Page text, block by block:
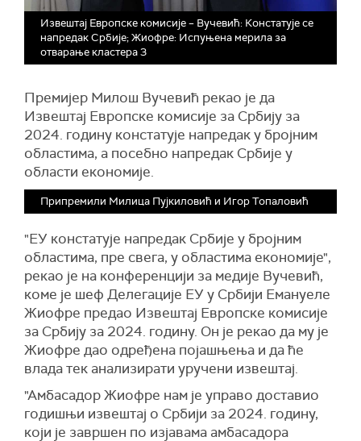
Извештај Европске комисије – Вучевић: Констатује се
напредак Србије; Жиофре: Испуњена мерила за
отварање кластера 3
Премијер Милош Вучевић рекао је да
Извештај Европске комисије за Србију за
2024. годину констатује напредак у бројним
областима, а посебно напредак Србије у
области економије.
Припремили Милица Пујкиловић и Игор Топаловић
"ЕУ констатује напредак Србије у бројним
областима, пре свега, у областима економије",
рекао је на конференцији за медије Вучевић,
коме је шеф Делегације ЕУ у Србији Емануеле
Жиофре предао Извештај Европске комисије
за Србију за 2024. годину. Он је рекао да му је
Жиофре дао одређена појашњења и да ће
влада тек анализирати уручени извештај.
"Амбасадор Жиофре нам је управо доставио
годишњи извештај о Србији за 2024. годину,
који је завршен по изјавама амбасадора